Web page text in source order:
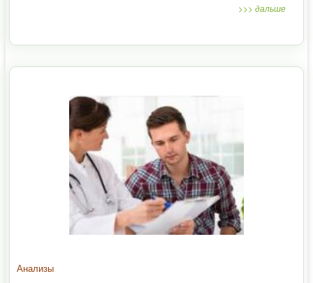
>>> дальше
Анализы